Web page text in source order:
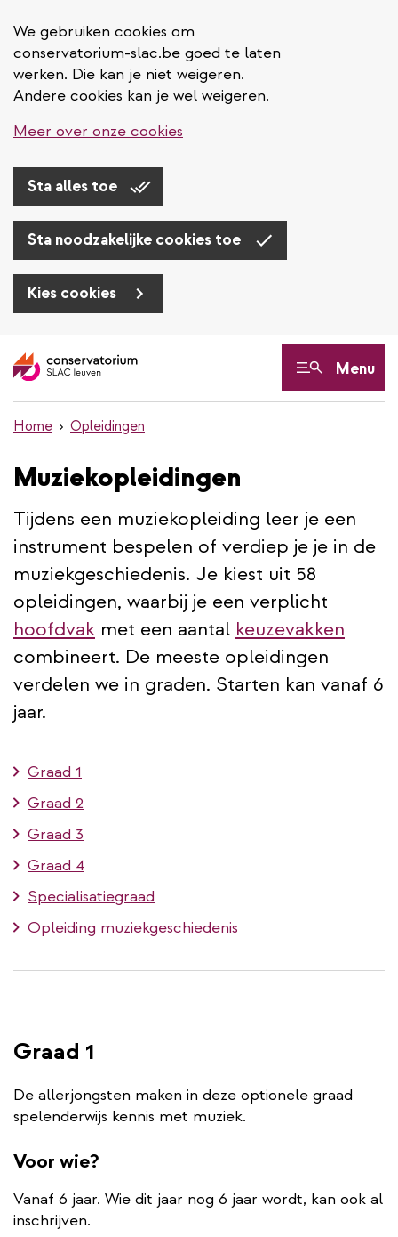
We gebruiken cookies om
conservatorium-slac.be goed te laten
werken. Die kan je niet weigeren.
Andere cookies kan je wel weigeren.
Meer over onze cookies
Sta alles toe
Sta noodzakelijke cookies toe
Kies cookies
en
inhoud
Menu
Home Opleidingen
Muziekopleidingen
Tijdens een muziekopleiding leer je een
instrument bespelen of verdiep je je in de
muziekgeschiedenis. Je kiest uit 58
opleidingen, waarbij je een verplicht
hoofdvak met een aantal keuzevakken
combineert. De meeste opleidingen
verdelen we in graden. Starten kan vanaf 6
jaar.
Graad 1
Graad 2
Graad 3
Graad 4
Specialisatiegraad
Opleiding muziekgeschiedenis
Graad 1
De allerjongsten maken in deze optionele graad
spelenderwijs kennis met muziek.
Voor wie?
Vanaf 6 jaar. Wie dit jaar nog 6 jaar wordt, kan ook al
inschrijven.